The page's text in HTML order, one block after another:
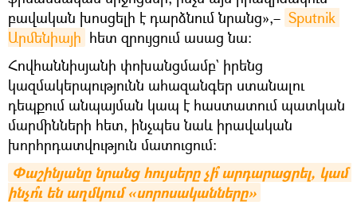
բավական խոսցելի է դարձնում նրանց»,– Sputnik
Արմենիայի հետ զրույցում ասաց նա։
Հովհաննիսյանի փոխանցմամբ` իրենց
կազմակերպությունն ահազանգեր ստանալու
դեպքում անպայման կապ է հաստատում պատկան
մարմինների հետ, ինչպես նաև իրավական
խորհրդատվություն մատուցում։
Փաշինյանը նրանց հույսերը չի՞ արդարացրել, կամ
ինչո՞ւ են աղմկում «սորոսականները»